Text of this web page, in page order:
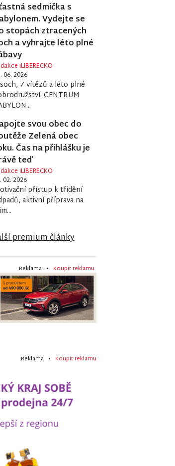
sedmička s
Vydejte se
stopách ztracených
a vyhrajte léto plné
iLIBERECKO
06. 2026
7 vítězů a léto plné
CENTRUM
svou obec do
Zelená obec
Čas na přihlášku je
teď
iLIBERECKO
02. 2026
přístup k třídění
aktivní příprava na
premium články
Reklama • Koupit reklamu
Reklama • Koupit reklamu